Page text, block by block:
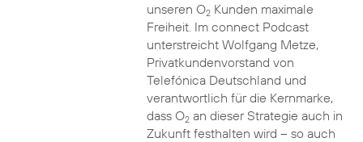
unseren O2Kunden maximale
Freiheit. Im connect Podcast
unterstreicht Wolfgang Metze,
Privatkundenvorstand von
Telefónica Deutschland und
verantwortlich für die Kernmarke,
dass O2an dieser Strategie auch in
Zukunft festhalten wird – so auch